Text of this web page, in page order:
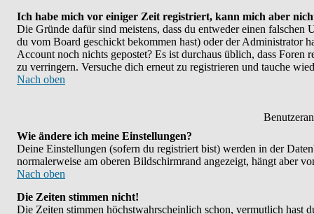
Ich habe mich vor einiger Zeit registriert, kann mich aber
Die Gründe dafür sind meistens, dass du entweder einen
du vom Board geschickt bekommen hast) oder der Administrator
Account noch nichts gepostet? Es ist durchaus üblich, dass
zu verringern. Versuche dich erneut zu registrieren und tauche
Nach oben
Wie ändere ich meine Einstellungen?
Deine Einstellungen (sofern du registriert bist) werden in der
normalerweise am oberen Bildschirmrand angezeigt, hängt aber
Nach oben
Die Zeiten stimmen nicht!
Die Zeiten stimmen höchstwahrscheinlich schon, vermutlich hast